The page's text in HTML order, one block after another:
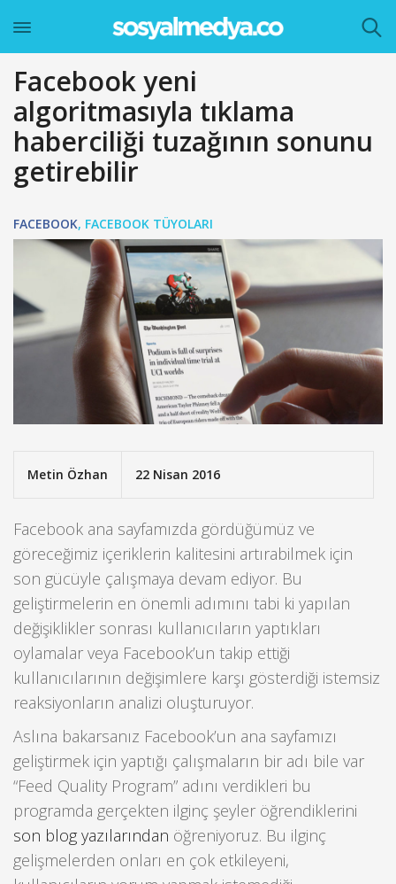
Facebook yeni
algoritmasıyla tıklama
haberciliği tuzağının sonunu
getirebilir
FACEBOOK, FACEBOOK TÜYOLARI
Metin Özhan 22 Nisan 2016
Facebook ana sayfamızda gördüğümüz ve
göreceğimiz içeriklerin kalitesini artırabilmek için
son gücüyle çalışmaya devam ediyor. Bu
geliştirmelerin en önemli adımını tabi ki yapılan
değişiklikler sonrası kullanıcıların yaptıkları
oylamalar veya Facebook’un takip ettiği
kullanıcılarının değişimlere karşı gösterdiği istemsiz
reaksiyonların analizi oluşturuyor.
Aslına bakarsanız Facebook’un ana sayfamızı
geliştirmek için yaptığı çalışmaların bir adı bile var
“Feed Quality Program” adını verdikleri bu
programda gerçekten ilginç şeyler öğrendiklerini
son blog yazılarından öğreniyoruz. Bu ilginç
gelişmelerden onları en çok etkileyeni,